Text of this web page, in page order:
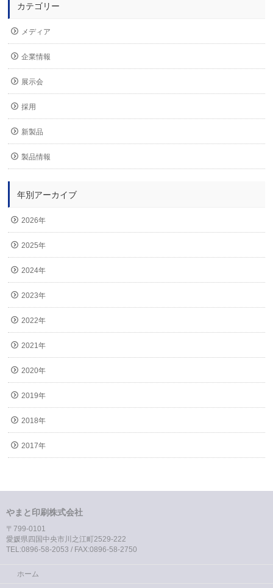
カテゴリー
メディア
企業情報
展示会
採用
新製品
製品情報
年別アーカイブ
2026年
2025年
2024年
2023年
2022年
2021年
2020年
2019年
2018年
2017年
やまと印刷株式会社
〒799-0101
愛媛県四国中央市川之江町2529-222
TEL:0896-58-2053 / FAX:0896-58-2750
ホーム